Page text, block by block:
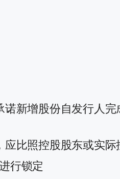
新增股份自发行人
比照控股股东或实际
行锁定